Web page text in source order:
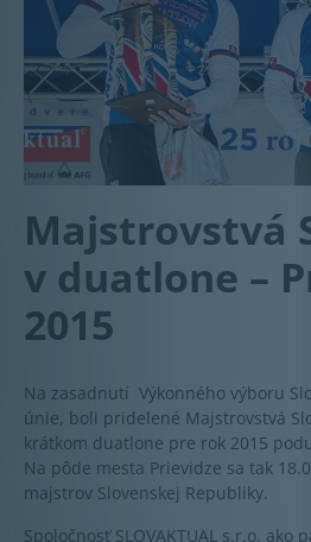
Majstrovstvá
v duatlone –
2015
Na zasadnutí Výkonného výboru
únie, boli pridelené Majstrovstvá
krátkom duatlone pre rok 2015
Na pôde mesta Prievidze sa tak
majstrov Slovenskej Republiky.
Spoločnosť SLOVAKTUAL s.r.o.